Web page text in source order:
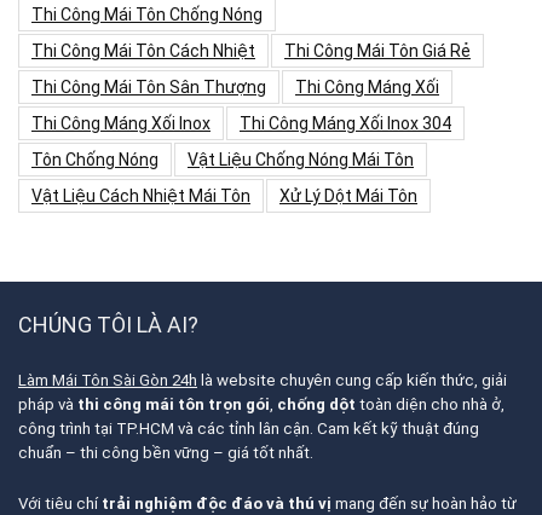
Thi Công Mái Tôn Chống Nóng
Thi Công Mái Tôn Cách Nhiệt
Thi Công Mái Tôn Giá Rẻ
Thi Công Mái Tôn Sân Thượng
Thi Công Máng Xối
Thi Công Máng Xối Inox
Thi Công Máng Xối Inox 304
Tôn Chống Nóng
Vật Liệu Chống Nóng Mái Tôn
Vật Liệu Cách Nhiệt Mái Tôn
Xử Lý Dột Mái Tôn
CHÚNG TÔI LÀ AI?
Làm Mái Tôn Sài Gòn 24h là website chuyên cung cấp kiến thức, giải
pháp và thi công mái tôn trọn gói, chống dột toàn diện cho nhà ở,
công trình tại TP.HCM và các tỉnh lân cận. Cam kết kỹ thuật đúng
chuẩn – thi công bền vững – giá tốt nhất.
Với tiêu chí trải nghiệm độc đáo và thú vị mang đến sự hoàn hảo từ